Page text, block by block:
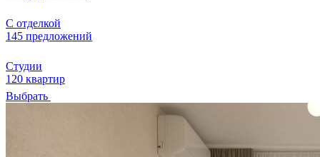
С отделкой
145 предложений
Студии
120 квартир
Выбрать